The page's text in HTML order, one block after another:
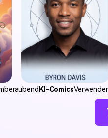
KI-Comics